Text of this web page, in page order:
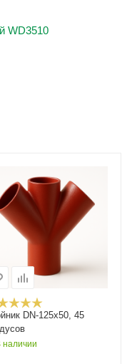
WD3510
DN-125x50, 45
наличии